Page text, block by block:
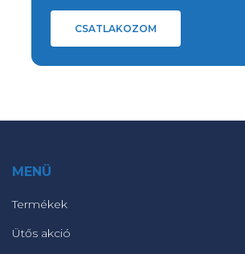
CSATLAKOZOM
MENÜ
Termékek
Ütős akció